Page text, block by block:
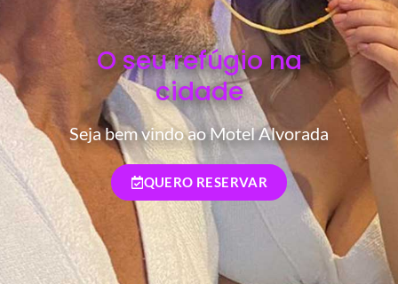
O seu refúgio na
cidade
Seja bem vindo ao Motel Alvorada
QUERO RESERVAR